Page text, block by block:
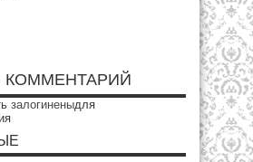
КОММЕНТАРИЙ
залогиненыдля